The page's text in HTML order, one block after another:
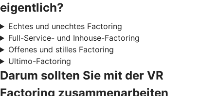
eigentlich?
Echtes und unechtes Factoring
Full-Service- und Inhouse-Factoring
Offenes und stilles Factoring
Ultimo-Factoring
Darum sollten Sie mit der VR
Factoring zusammenarbeiten